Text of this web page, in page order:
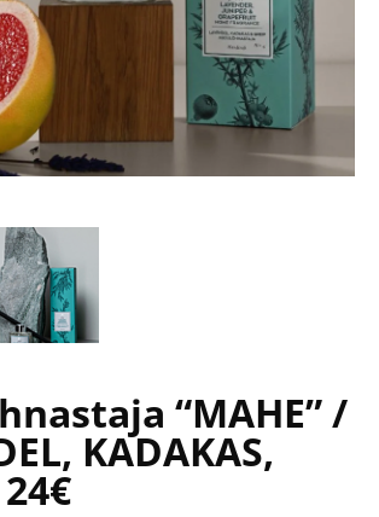
“MAHE” /
KADAKAS,